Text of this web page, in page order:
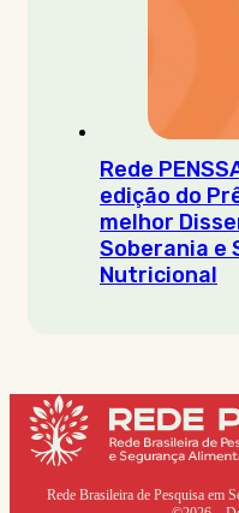
Rede
edição do
melhor
Soberania e
Nutricional
Rede Brasileira de Pesquisa em